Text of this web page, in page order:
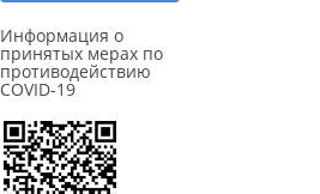
Информация о
принятых мерах по
противодействию
COVID-19